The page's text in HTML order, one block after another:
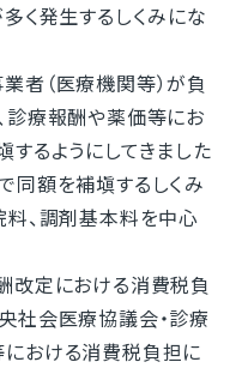
く発生するしくみにな
者（医療機関等）が負
診療報酬や薬価等にお
するようにしてきました
同額を補塡するしくみ
料、調剤基本料を中心
改定における消費税負
社会医療協議会・診療
おける消費税負担に